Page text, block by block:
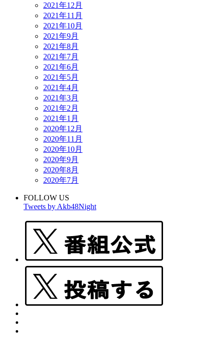
2021年12月
2021年11月
2021年10月
2021年9月
2021年8月
2021年7月
2021年6月
2021年5月
2021年4月
2021年3月
2021年2月
2021年1月
2020年12月
2020年11月
2020年10月
2020年9月
2020年8月
2020年7月
FOLLOW US
Tweets by Akb48Night